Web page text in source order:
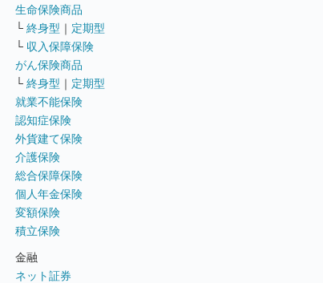
生命保険商品
└ 終身型 ｜ 定期型
└ 収入保障保険
がん保険商品
└ 終身型 ｜ 定期型
就業不能保険
認知症保険
外貨建て保険
介護保険
総合保障保険
個人年金保険
変額保険
積立保険
金融
ネット証券